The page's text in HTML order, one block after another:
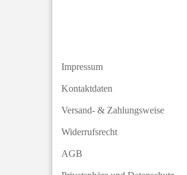
Impressum
Kontaktdaten
Versand- & Zahlungsweise
Widerrufsrecht
AGB